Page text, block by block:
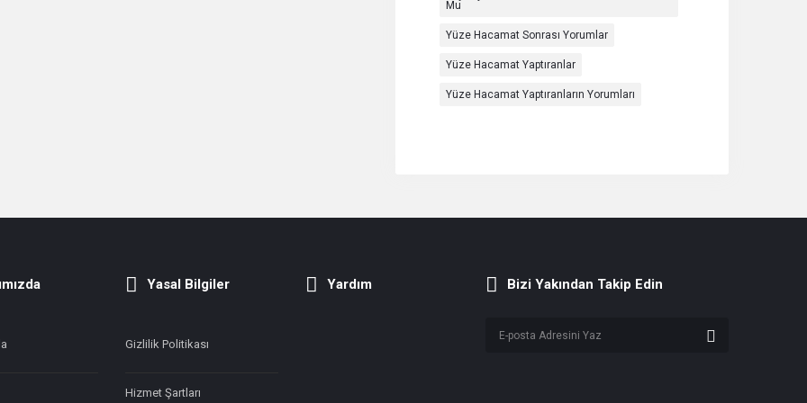
Mu
Yüze Hacamat Sonrası Yorumlar
Yüze Hacamat Yaptıranlar
Yüze Hacamat Yaptıranların Yorumları
Yasal Bilgiler
Gizlilik Politikası
Hizmet Şartları
Yardım Bizi Yakından Takip Edin